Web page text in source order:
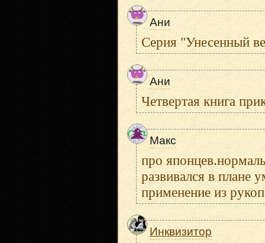
Ани
Серия "Унесенный
Ани
Четвертая книга
Макс
про
развивался в плане
применение из
Инквизитор